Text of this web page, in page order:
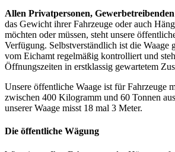
Allen Privatpersonen,
das Gewicht ihrer Fahrzeuge oder auch
möchten oder müssen, steht unsere
Verfügung. Selbstverständlich ist die Waage
vom Eichamt regelmäßig kontrolliert und
Öffnungszeiten in erstklassig gewartetem
Unsere öffentliche Waage ist für Fahrzeuge
zwischen 400 Kilogramm und 60 Tonnen
unserer Waage misst 18 mal 3 Meter.
Die öffentliche Wägung